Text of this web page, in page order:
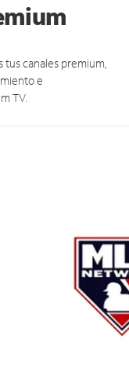
canales premium,
e
TV.